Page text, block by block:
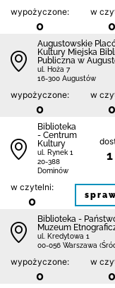
wypożyczone:
0
w
0
Augustowskie
Kultury Miejska
Publiczna w
ul. Hoża 7
16-300 Augustów
wypożyczone:
0
w
0
Biblioteka
- Centrum
Kultury
ul. Rynek 1
20-388
Dominów
w czytelni:
0
Biblioteka -
Muzeum
ul. Kredytowa 1
00-056 Warszawa
wypożyczone:
0
w
0